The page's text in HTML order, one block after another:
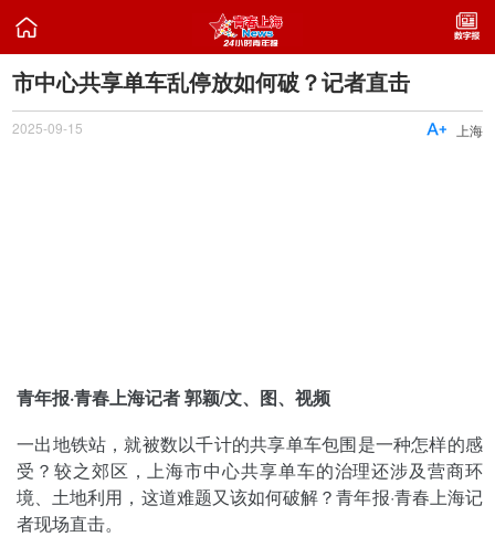

市中心共享单车乱停放如何破？记者直击
2025-09-15 上海

青年报·青春上海记者 郭颖/文、图、视频
一出地铁站，就被数以千计的共享单车包围是一种怎样的感
受？较之郊区，上海市中心共享单车的治理还涉及营商环
境、土地利用，这道难题又该如何破解？青年报·青春上海记
者现场直击。